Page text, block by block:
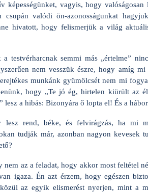
képességünket, vagyis, hogy
csupán valódi ön-azonosságunkat
hivatott, hogy felismerjük a világ
testvérharcnak semmi más „értelme”
nem vesszük észre, hogy amíg
munkánk gyümölcsét nem mi
hogy „Te jó ég, hirtelen kiürült az
lesz a hibás: Bizonyára ő lopta el! És a
rend, béke, és felvirágzás, ha mi
tudják már, azonban nagyon kevesek
nem az a feladat, hogy akkor most feltétel
igaza. Én azt érzem, hogy egészen
az egyik elismerést nyerjen, mint a